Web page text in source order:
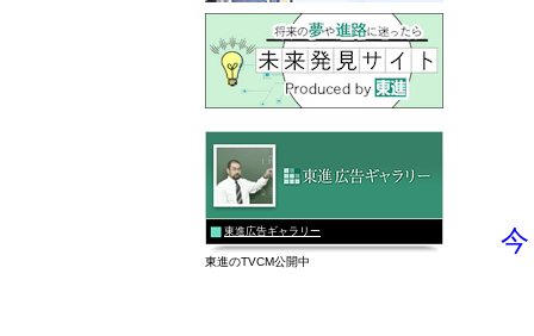
東進広告ギャラリー
東進のTVCM公開中